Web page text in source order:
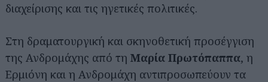
διαχείρισης και τις ηγετικές πολιτικές.
Στη δραματουργική και σκηνοθετική προσέγγιση
της Ανδρομάχης από τη Μαρία Πρωτόπαππα, η
Ερμιόνη και η Ανδρομάχη αντιπροσωπεύουν τα